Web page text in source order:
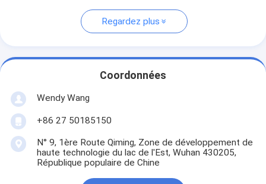
Regardez plus
Coordonnées
Wendy Wang
+86 27 50185150
N° 9, 1ère Route Qiming, Zone de développement de
haute technologie du lac de l'Est, Wuhan 430205,
République populaire de Chine